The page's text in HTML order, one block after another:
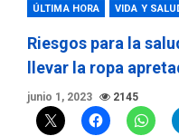
ÚLTIMA HORA VIDA Y
Riesgos para la
llevar la ropa
junio 1, 2023 2145